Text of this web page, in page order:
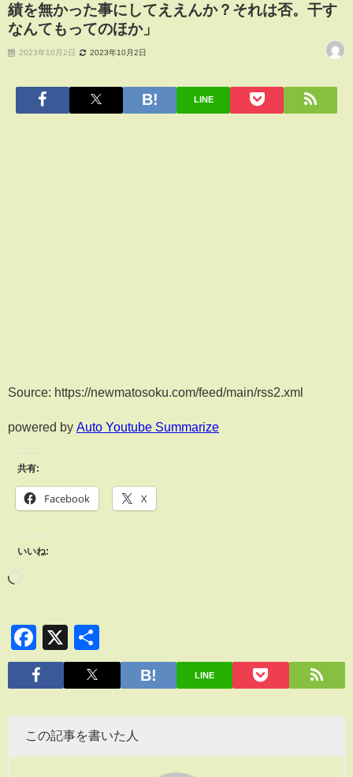
績を無かった事にしてええんか？それは否。干す
なんてもってのほか」
2023年10月2日 2023年10月2日
LINE
Source: https://newmatosoku.com/feed/main/rss2.xml
powered by Auto Youtube Summarize
共有:
Facebook X
いいね:
Facebook
X
有
LINE
この記事を書いた人